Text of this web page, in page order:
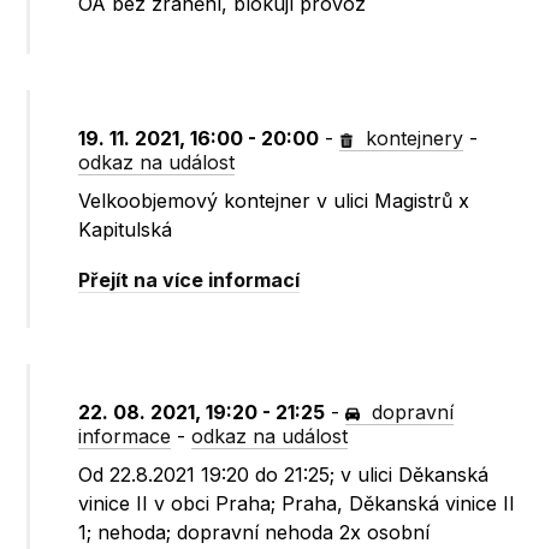
19. 11. 2021, 16:00 - 20:00 - kontejnery -
odkaz na událost
Velkoobjemový kontejner v ulici Magistrů x
Kapitulská
Přejít na více informací
22. 08. 2021, 19:20 - 21:25 -
dopravní
informace -odkaz na událost
Od 22.8.2021 19:20 do 21:25; v ulici Děkanská
vinice II v obci Praha; Praha, Děkanská vinice II
1; nehoda; dopravní nehoda 2x osobní